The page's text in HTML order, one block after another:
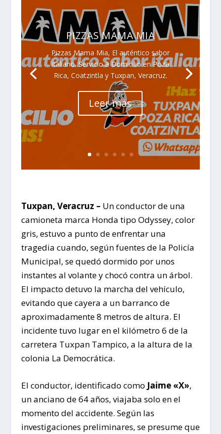
PIZZAS MAMA MIA
Pizzas Mama Mia, El auténtico sabor
italiano. Servicio a Domicilio en Poza
Rica, Coatzintla y Tuxpan, Veracruz.
Leer más
Tuxpan, Veracruz – Un conductor de una
camioneta marca Honda tipo Odyssey, color
gris, estuvo a punto de enfrentar una
tragedia cuando, según fuentes de la Policía
Municipal, se quedó dormido por unos
instantes al volante y chocó contra un árbol.
El impacto detuvo la marcha del vehículo,
evitando que cayera a un barranco de
aproximadamente 8 metros de altura. El
incidente tuvo lugar en el kilómetro 6 de la
carretera Tuxpan Tampico, a la altura de la
colonia La Democrática.
El conductor, identificado como Jaime «X»,
un anciano de 64 años, viajaba solo en el
momento del accidente. Según las
investigaciones preliminares, se presume que